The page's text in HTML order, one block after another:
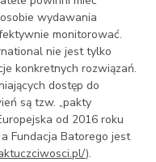
wydawania
monitorować.
nie jest tylko
konkretnych rozwiązań.
dostęp do
są tzw. „pakty
od 2016 roku
Fundacja Batorego jest
).